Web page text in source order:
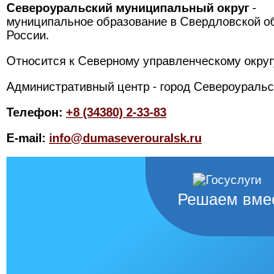
Североуральский муниципальный округ -
муниципальное образование в Свердловской
России.
Относится к Северному управленческому
Административный центр - город
Телефон: +8 (34380) 2-33-83
E-mail: info@dumaseverouralsk.ru
Решаем